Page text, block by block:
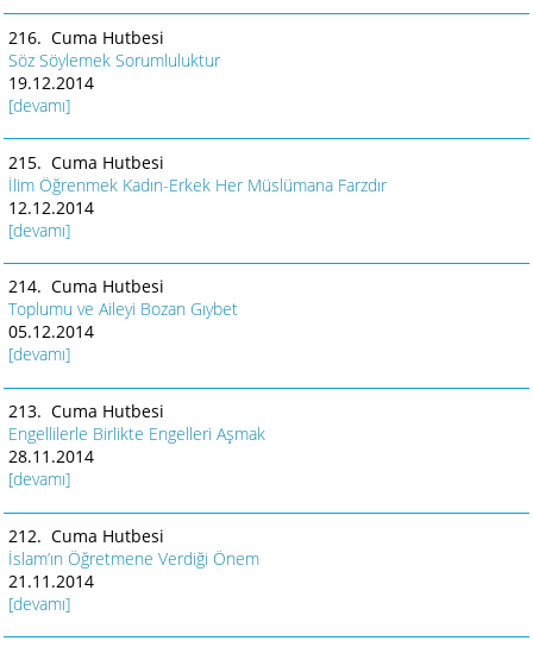
216. Cuma Hutbesi
Söz Söylemek Sorumluluktur
19.12.2014
[devamı]
215. Cuma Hutbesi
İlim Öğrenmek Kadın-Erkek Her Müslümana Farzdır
12.12.2014
[devamı]
214. Cuma Hutbesi
Toplumu ve Aileyi Bozan Gıybet
05.12.2014
[devamı]
213. Cuma Hutbesi
Engellilerle Birlikte Engelleri Aşmak
28.11.2014
[devamı]
212. Cuma Hutbesi
İslam’ın Öğretmene Verdiği Önem
21.11.2014
[devamı]